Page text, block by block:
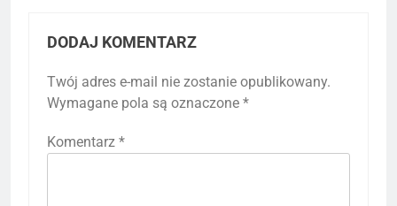
DODAJ KOMENTARZ
Twój adres e-mail nie zostanie opublikowany.
Wymagane pola są oznaczone *
Komentarz *